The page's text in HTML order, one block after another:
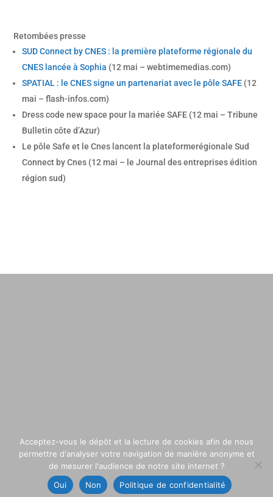
Retombées presse
SUD Connect by CNES : la première plateforme régionale du
CNES lancée à Sophia (12 mai – webtimemedias.com)
SPATIAL : le CNES signe un partenariat avec le pôle SAFE (12
mai – flash-infos.com)
Dress code new space pour la mariée SAFE (12 mai – Tribune
Bulletin côte d’Azur)
Le pôle Safe et le Cnes lancent la plateformerégionale Sud
Connect by Cnes (12 mai – le Journal des entreprises édition
région sud)
Acceptez-vous le dépôt et la lecture de cookies afin de nous
permettre d'analyser votre navigation de manière anonyme et
de mesurer l'audience de notre site internet ?
Oui
Non Politique de confidentialité